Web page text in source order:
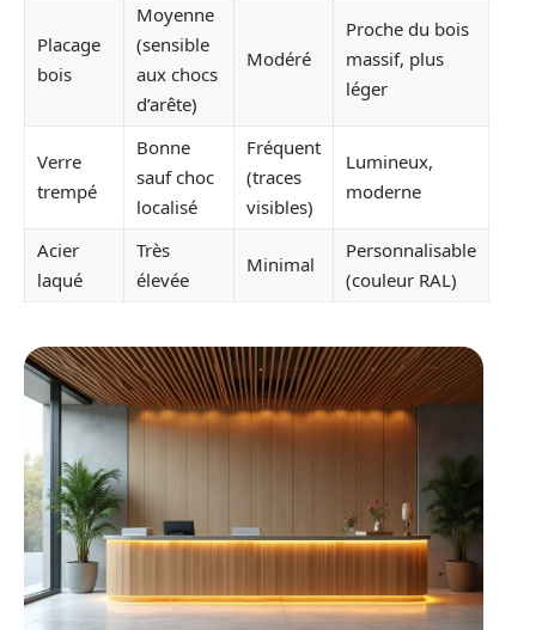
Placage
bois
Moyenne
(sensible
aux chocs
d’arête)
Modéré
Proche du bois
massif, plus
léger
Verre
trempé
Bonne
sauf choc
localisé
Fréquent
(traces
visibles)
Lumineux,
moderne
Acier
laqué
Très
élevée
Minimal
Personnalisable
(couleur RAL)